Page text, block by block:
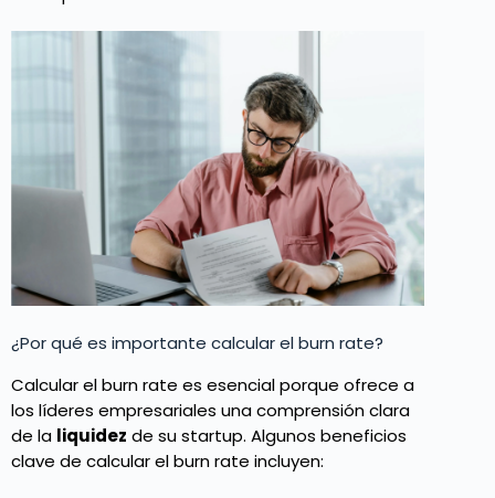
¿Por qué es importante calcular el burn rate?
Calcular el burn rate es esencial porque ofrece a
los líderes empresariales una comprensión clara
de la liquidez de su startup. Algunos beneficios
clave de calcular el burn rate incluyen: